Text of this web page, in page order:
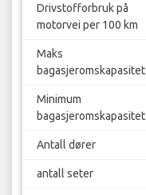
Drivstofforbruk på
motorvei per 100 km
Maks
bagasjeromskapasitet
Minimum
bagasjeromskapasitet
Antall dører
antall seter